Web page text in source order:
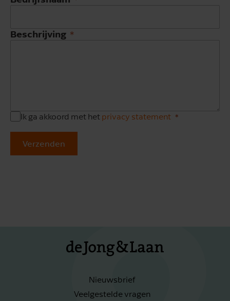
Beschrijving
Ik ga akkoord met het privacy statement
Verzenden
Nieuwsbrief
Veelgestelde vragen